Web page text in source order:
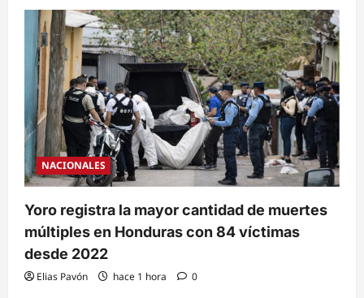
NACIONALES
Yoro registra la mayor cantidad de muertes
múltiples en Honduras con 84 víctimas
desde 2022
Elias Pavón hace 1 hora 0